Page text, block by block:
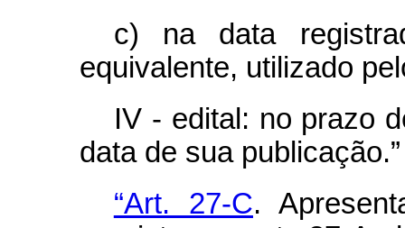
c) na data
equivalente, utilizado
IV - edital: no prazo
data de sua publicação.”
“Art. 27-C.